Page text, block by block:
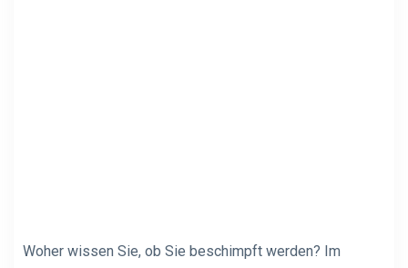
Woher wissen Sie, ob Sie beschimpft werden? Im